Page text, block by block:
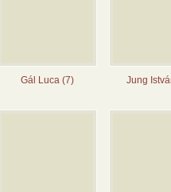
Gál Luca (7) Jung